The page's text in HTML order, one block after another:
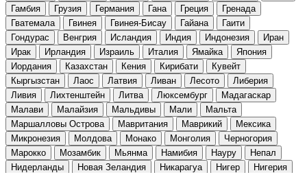
Гамбия
Грузия Германия Гана Греция
Гренада
Гватемала
Гвинея Гвинея-Бисау Гайана
Гаити
Гондурас
Венгрия Исландия Индия Индонезия
Иран
Ирак
Ирландия Израиль Италия Ямайка
Япония
Иордания
Казахстан Кения Кирибати
Кувейт
Кыргызстан
Лаос Латвия Ливан Лесото
Либерия
Ливия
Лихтенштейн Литва Люксембург
Мадагаскар
Малави
Малайзия Мальдивы Мали
Мальта
Маршалловы Острова
Мавритания Маврикий
Мексика
Микронезия
Молдова Монако Монголия
Черногория
Марокко
Мозамбик Мьянма Намибия Науру
Непал
Нидерланды
Новая Зеландия Никарагуа Нигер
Нигерия